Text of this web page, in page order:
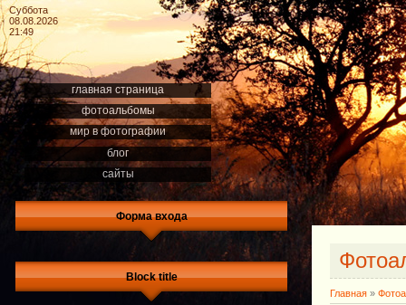
Суббота
08.08.2026
21:49
главная страница
фотоальбомы
мир в фотографии
блог
сайты
Форма входа
Block title
Главная »